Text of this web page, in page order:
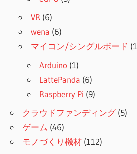
VR (6)
wena (6)
マイコン/シングルボード
Arduino (1)
LattePanda (6)
Raspberry Pi (9)
クラウドファンディング(5)
ゲーム (46)
モノづくり機材 (112)